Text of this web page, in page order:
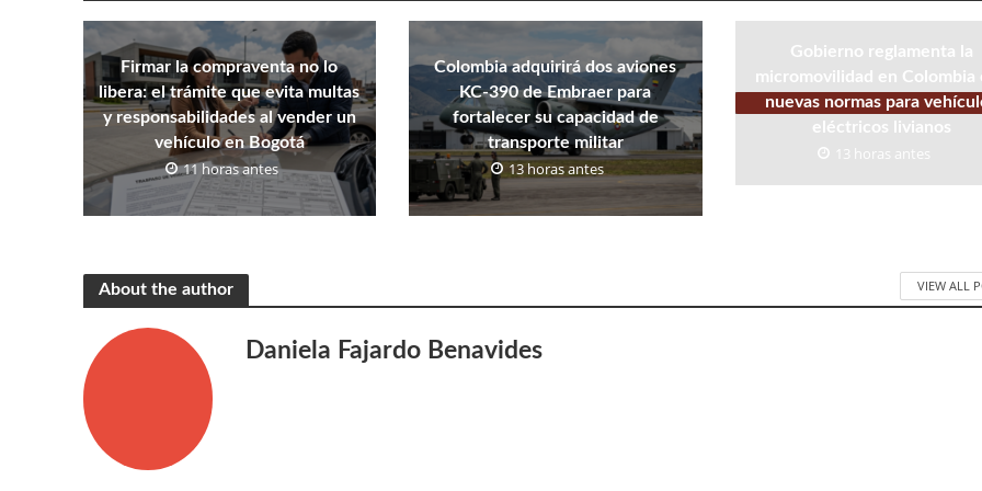
Firmar la compraventa no lo
libera: el trámite que evita multas
y responsabilidades al vender un
vehículo en Bogotá
11 horas antes
Colombia adquirirá dos aviones
KC-390 de Embraer para
fortalecer su capacidad de
transporte militar
13 horas antes
Gobierno reglamenta la
micromovilidad en Colombia
nuevas normas para
eléctricos livianos
13 horas antes
About the author VIEW ALL
Daniela Fajardo Benavides